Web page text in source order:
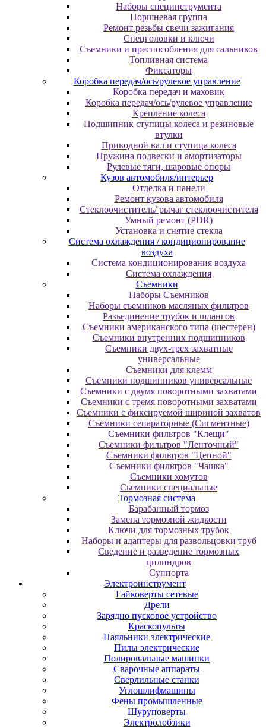
Наборы специнструмента
Поршневая группа
Ремонт резьбы свечи зажигания
Спецголовки и ключи
Съемники и преспособления для сальников
Топливная система
Фиксаторы
Коробка передач/ось/рулевое управление
Коробка передач и маховик
Коробка передач/ось/рулевое управление
Крепление колеса
Подшипник ступицы колеса и резиновые
втулки
Приводной вал и ступица колеса
Пружина подвески и амортизаторы
Рулевые тяги, шаровые опоры
Кузов автомобиля/интерьер
Отделка и панели
Ремонт кузова автомобиля
Стеклоочиститель/ рычаг стеклоочистителя
Умный ремонт (PDR)
Установка и снятие стекла
Система охлаждения / кондиционирование
воздуха
Система кондиционирования воздуха
Система охлаждения
Съемники
Наборы Съемников
Наборы съемников масляных фильтров
Разъединение трубок и шлангов
Съемники американского типа (шестерен)
Съемники внутренних подшипников
Съемники двух-трех захватные
универсальные
Съемники для клемм
Съемники подшипников универсальные
Съемники с двумя поворотными захватами
Съемники с тремя поворотными захватами
Съемники с фиксируемой шириной захватов
Съемники сепараторные (Сигментные)
Съемники фильтров "Клещи"
Съемники фильтров "Ленточный"
Съемники фильтров "Цепной"
Съемники фильтров "Чашка"
Съемники хомутов
Сьемники специальные
Тормозная система
Барабанный тормоз
Замена тормозной жидкости
Ключи для тормозных трубок
Наборы и адаптеры для развольцовки труб
Сведение и разведение тормозных
цилиндров
Суппорта
Электроинструмент
Гайковерты сетевые
Дрели
Зарядно пусковое устройство
Краскопульты
Паяльники электрические
Пилы электрические
Полировальные машинки
Сварочные аппараты
Сверлильные станки
Углошлифмашины
Фены промышленные
Шуруповерты
Электролобзики